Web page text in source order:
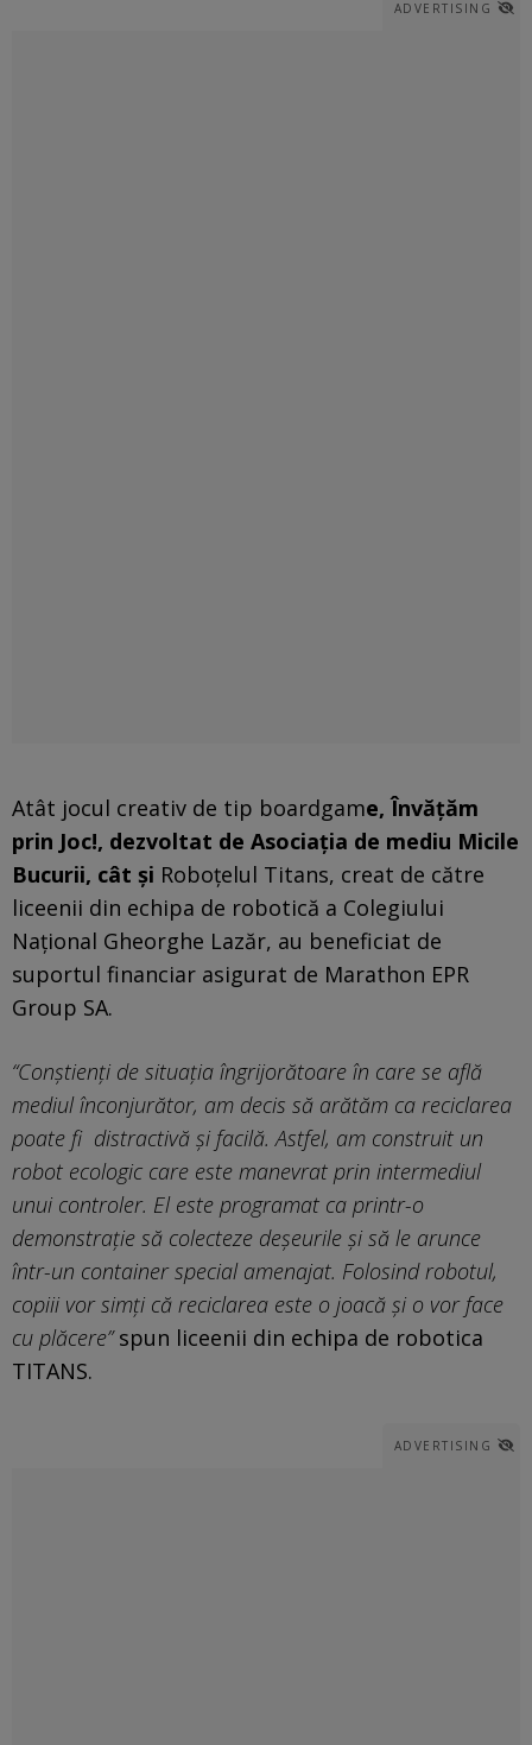
ADVERTISING
Atât jocul creativ de tip boardgame, Învățăm
prin Joc!, dezvoltat de Asociația de mediu Micile
Bucurii, cât și Roboțelul Titans, creat de către
liceenii din echipa de robotică a Colegiului
Național Gheorghe Lazăr, au beneficiat de
suportul financiar asigurat de Marathon EPR
Group SA.
“Conștienți de situația îngrijorătoare în care se află
mediul înconjurător, am decis să arătăm ca reciclarea
poate fi distractivă și facilă. Astfel, am construit un
robot ecologic care este manevrat prin intermediul
unui controler. El este programat ca printr-o
demonstrație să colecteze deșeurile și să le arunce
într-un container special amenajat. Folosind robotul,
copiii vor simți că reciclarea este o joacă și o vor face
cu plăcere”spun liceenii din echipa de robotica
TITANS.
ADVERTISING